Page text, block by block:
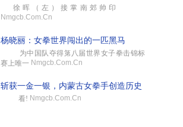
徐晖（左）接掌南郊帅印
Nmgcb.Com.Cn
杨晓丽：女拳世界闯出的一匹黑马
为中国队夺得第八届世界女子拳击锦标
赛上唯一 Nmgcb.Com.Cn
斩获一金一银，内蒙古女拳手创造历史
看! Nmgcb.Com.Cn